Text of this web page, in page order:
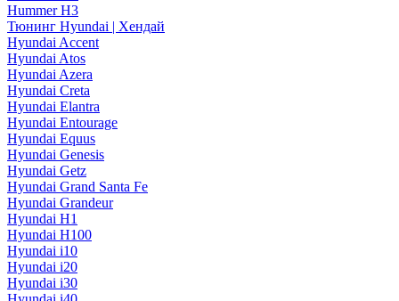
Hummer H3
Тюнинг Hyundai | Хендай
Hyundai Accent
Hyundai Atos
Hyundai Azera
Hyundai Creta
Hyundai Elantra
Hyundai Entourage
Hyundai Equus
Hyundai Genesis
Hyundai Getz
Hyundai Grand Santa Fe
Hyundai Grandeur
Hyundai H1
Hyundai H100
Hyundai i10
Hyundai i20
Hyundai i30